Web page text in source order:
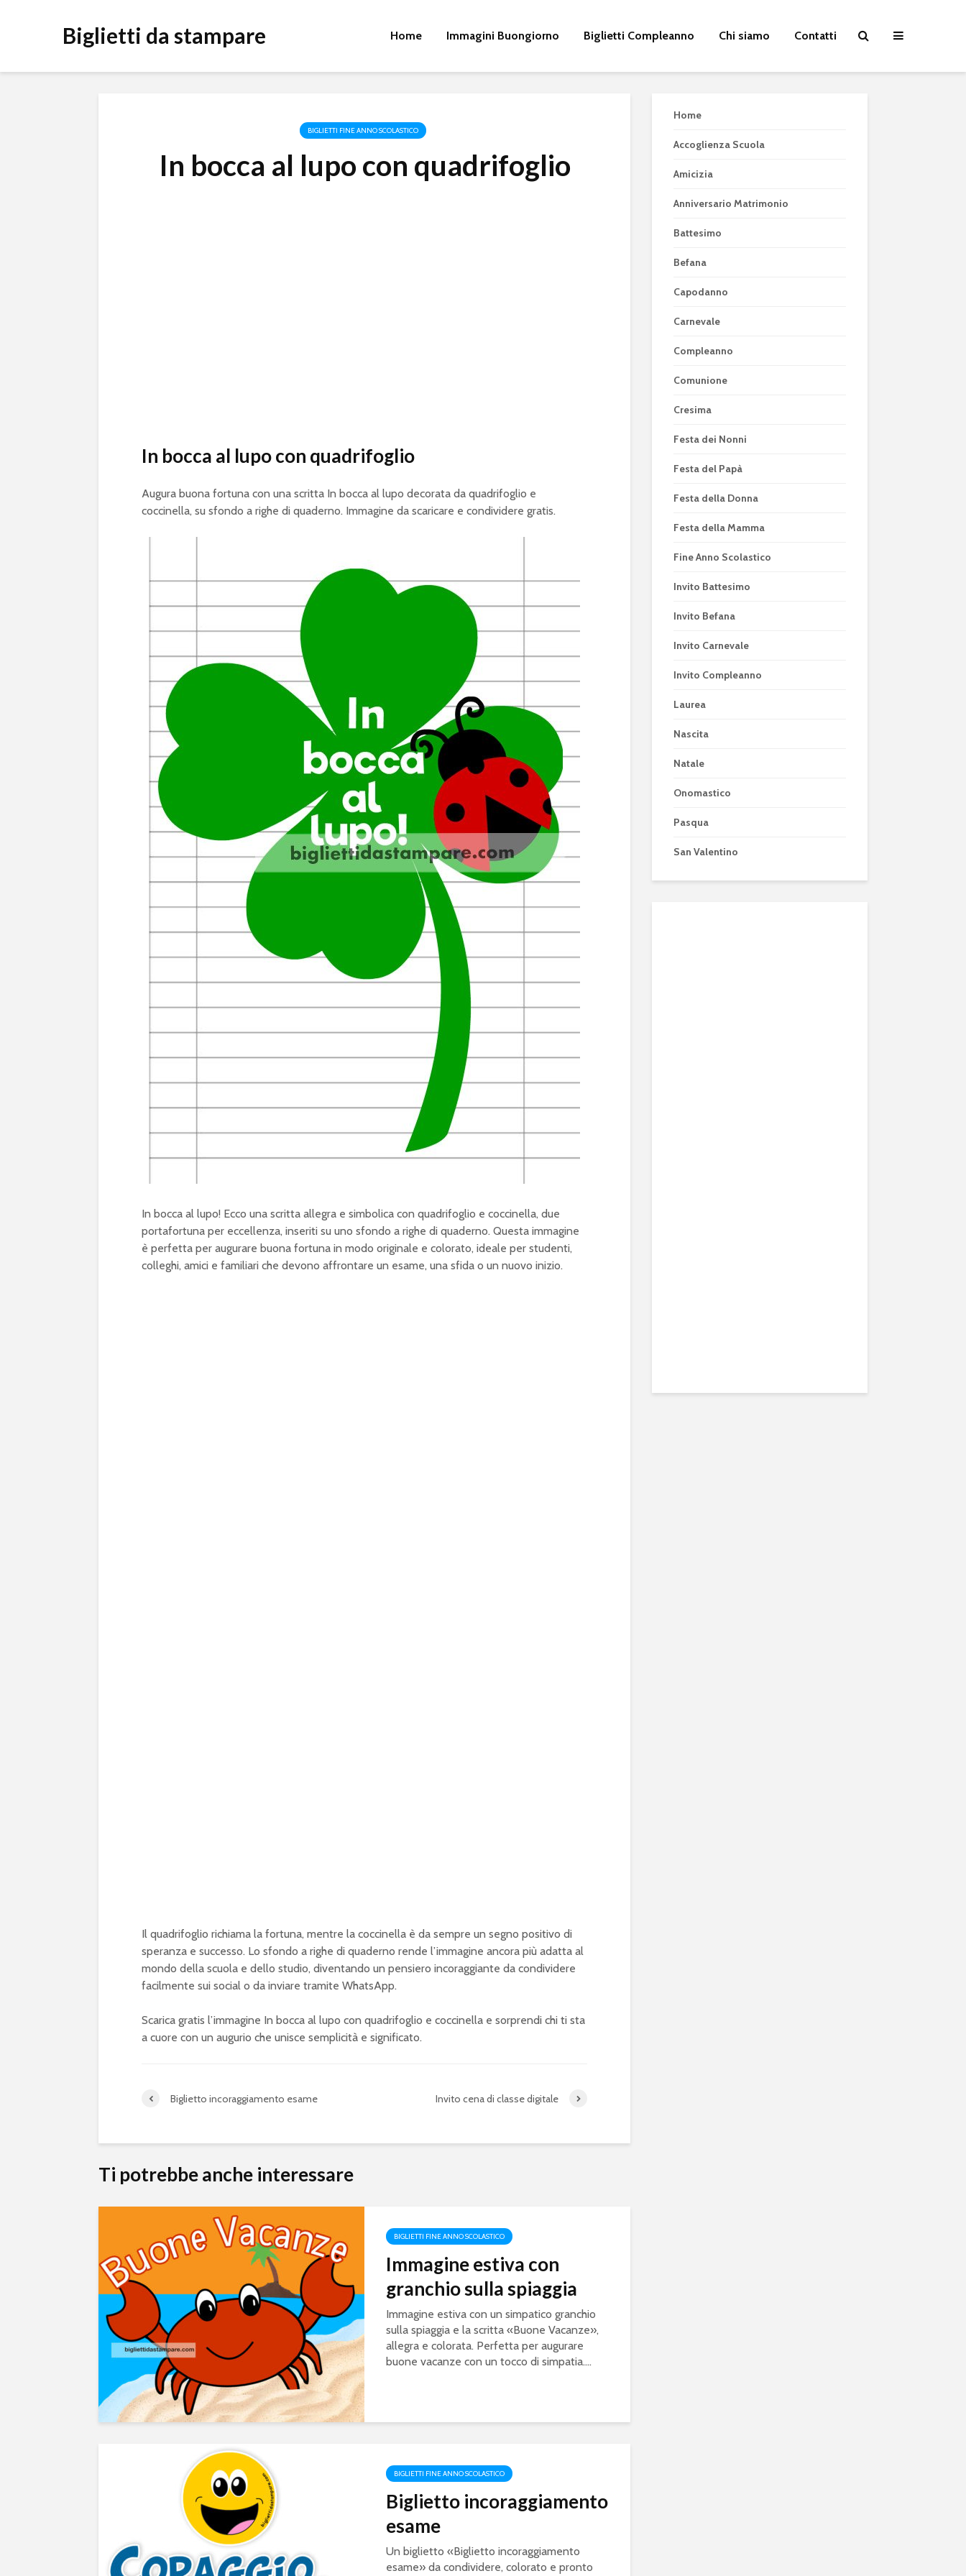
Biglietti da stampare Home Immagini Buongiorno Biglietti Compleanno Chi siamo Contatti
BIGLIETTI FINE ANNO SCOLASTICO
In bocca al lupo con quadrifoglio
In bocca al lupo con quadrifoglio
Augura buona fortuna con una scritta In bocca al lupo decorata da quadrifoglio e
coccinella, su sfondo a righe di quaderno. Immagine da scaricare e condividere gratis.
In bocca al lupo! Ecco una scritta allegra e simbolica con quadrifoglio e coccinella, due
portafortuna per eccellenza, inseriti su uno sfondo a righe di quaderno. Questa immagine
è perfetta per augurare buona fortuna in modo originale e colorato, ideale per studenti,
colleghi, amici e familiari che devono affrontare un esame, una sfida o un nuovo inizio.
Il quadrifoglio richiama la fortuna, mentre la coccinella è da sempre un segno positivo di
speranza e successo. Lo sfondo a righe di quaderno rende l’immagine ancora più adatta al
mondo della scuola e dello studio, diventando un pensiero incoraggiante da condividere
facilmente sui social o da inviare tramite WhatsApp.
Scarica gratis l’immagine In bocca al lupo con quadrifoglio e coccinella e sorprendi chi ti sta
a cuore con un augurio che unisce semplicità e significato.
Biglietto incoraggiamento esame Invito cena di classe digitale
Ti potrebbe anche interessare
BIGLIETTI FINE ANNO SCOLASTICO
Immagine estiva con
granchio sulla spiaggia
Immagine estiva con un simpatico granchio
sulla spiaggia e la scritta «Buone Vacanze»,
allegra e colorata. Perfetta per augurare
buone vacanze con un tocco di simpatia....
BIGLIETTI FINE ANNO SCOLASTICO
Biglietto incoraggiamento
esame
Un biglietto «Biglietto incoraggiamento
esame» da condividere, colorato e pronto
Home
Accoglienza Scuola
Amicizia
Anniversario Matrimonio
Battesimo
Befana
Capodanno
Carnevale
Compleanno
Comunione
Cresima
Festa dei Nonni
Festa del Papà
Festa della Donna
Festa della Mamma
Fine Anno Scolastico
Invito Battesimo
Invito Befana
Invito Carnevale
Invito Compleanno
Laurea
Nascita
Natale
Onomastico
Pasqua
San Valentino